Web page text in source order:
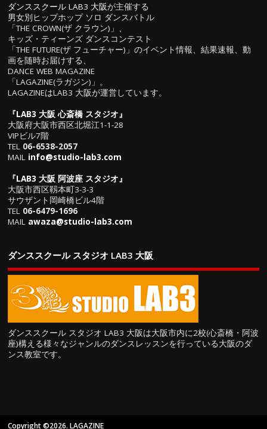
ダンススクール LAB3 大阪が主催する
男女別ヒップホップ ソロ ダンスバトル
「THE CROWN(ザ クラウン)」、
キッズ・ティーンズ ダンスコンテスト
「THE FUTURE(ザ フューチャー)」のイベント情報、結果速報、動
画を随時お届けする、
DANCE WEB MAGAZINE
「LAGAZINE(ラガジン)」。
LAGAZINEはLAB3 大阪が運営しています。
『LAB3 大阪 心斎橋 スタジオ』
大阪府大阪市西区北堀江1-1-28
VIPビル7階
TEL 06-6538-2057
MAIL info@studio-lab3.com
『LAB3 大阪 阿波座 スタジオ』
大阪市西区靱本町3-3-3
サウザント岡崎橋ビル4階
TEL 06-6479-1696
MAIL awaza@studio-lab3.com
ダンススクール スタジオ LAB3 大阪
ダンススクール スタジオ LAB3 大阪は大阪市内に2校(心斎橋・阿波
座)構える様々なジャンルのダンスレッスンを行っている大阪のダ
ンス教室です。
Copyright ©2026. LAGAZINE